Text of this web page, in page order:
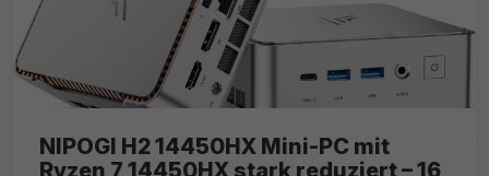
NIPOGI H2 14450HX Mini-PC mit
Ryzen 7 14450HX stark reduziert – 16